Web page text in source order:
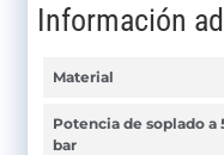
Información
Material
Potencia de soplado a
bar